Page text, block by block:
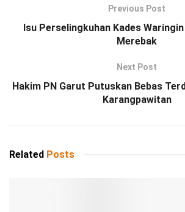
Previous Post
Isu Perselingkuhan Kades
Merebak
Next Post
Hakim PN Garut Putuskan Bebas
Karangpawitan
Related Posts